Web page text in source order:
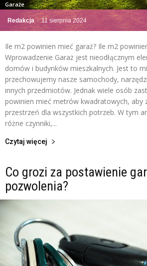
Redakcja - 11 sierpnia 2024
Garaże
Ile m2 powinien mieć garaż? Ile m2
Wprowadzenie Garaż jest nieodłącznym
domów i budynków mieszkalnych. Jest to
przechowujemy nasze samochody,
innych przedmiotów. Jednak wiele osób
powinien mieć metrów kwadratowych, aby
przestrzeń dla wszystkich potrzeb. W tym
różne czynniki,...
Czytaj więcej
Co grozi za postawienie
pozwolenia?